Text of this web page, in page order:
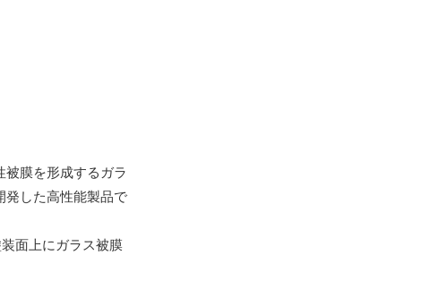
被膜を形成するガラ
発した高性能製品で
面上にガラス被膜